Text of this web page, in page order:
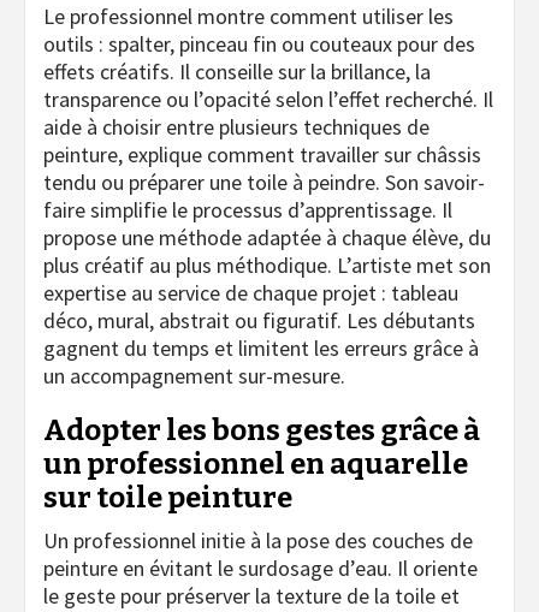
Le professionnel montre comment utiliser les
outils : spalter, pinceau fin ou couteaux pour des
effets créatifs. Il conseille sur la brillance, la
transparence ou l’opacité selon l’effet recherché. Il
aide à choisir entre plusieurs techniques de
peinture, explique comment travailler sur châssis
tendu ou préparer une toile à peindre. Son savoir-
faire simplifie le processus d’apprentissage. Il
propose une méthode adaptée à chaque élève, du
plus créatif au plus méthodique. L’artiste met son
expertise au service de chaque projet : tableau
déco, mural, abstrait ou figuratif. Les débutants
gagnent du temps et limitent les erreurs grâce à
un accompagnement sur-mesure.
Adopter les bons gestes grâce à
un professionnel en aquarelle
sur toile peinture
Un professionnel initie à la pose des couches de
peinture en évitant le surdosage d’eau. Il oriente
le geste pour préserver la texture de la toile et